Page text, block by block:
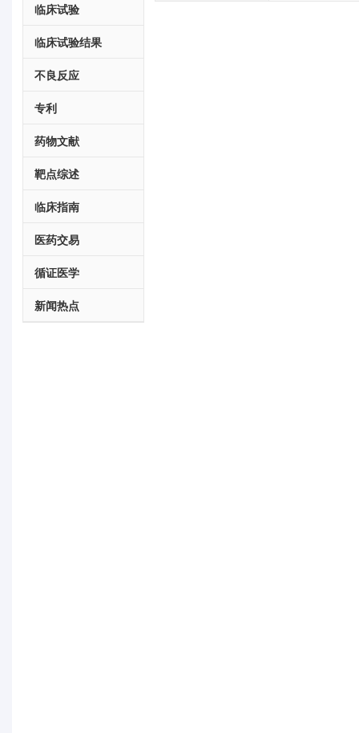
临床试验
临床试验结果
不良反应
专利
药物文献
靶点综述
临床指南
医药交易
循证医学
新闻热点